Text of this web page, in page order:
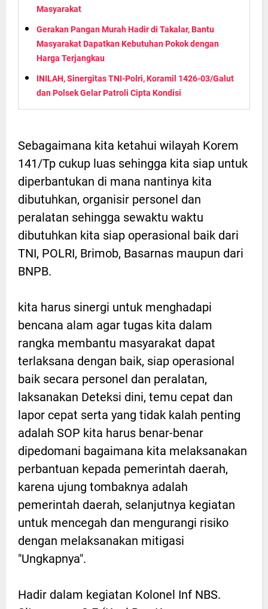
Masyarakat
Gerakan Pangan Murah Hadir di Takalar, Bantu
Masyarakat Dapatkan Kebutuhan Pokok dengan
Harga Terjangkau
INILAH, Sinergitas TNI-Polri, Koramil 1426-03/Galut
dan Polsek Gelar Patroli Cipta Kondisi
Sebagaimana kita ketahui wilayah Korem
141/Tp cukup luas sehingga kita siap untuk
diperbantukan di mana nantinya kita
dibutuhkan, organisir personel dan
peralatan sehingga sewaktu waktu
dibutuhkan kita siap operasional baik dari
TNI, POLRI, Brimob, Basarnas maupun dari
BNPB.
kita harus sinergi untuk menghadapi
bencana alam agar tugas kita dalam
rangka membantu masyarakat dapat
terlaksana dengan baik, siap operasional
baik secara personel dan peralatan,
laksanakan Deteksi dini, temu cepat dan
lapor cepat serta yang tidak kalah penting
adalah SOP kita harus benar-benar
dipedomani bagaimana kita melaksanakan
perbantuan kepada pemerintah daerah,
karena ujung tombaknya adalah
pemerintah daerah, selanjutnya kegiatan
untuk mencegah dan mengurangi risiko
dengan melaksanakan mitigasi
"Ungkapnya".
Hadir dalam kegiatan Kolonel Inf NBS.